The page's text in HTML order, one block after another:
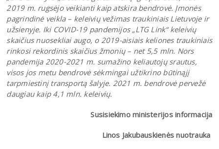
2019 m. rugsėjo veikianti kaip atskira bendrovė. Įmonės
pagrindinė veikla – keleivių vežimas traukiniais Lietuvoje ir
užsienyje. Iki COVID-19 pandemijos „LTG Link“ keleivių
skaičius nuosekliai augo, o 2019-aisiais keliones traukiniais
rinkosi rekordinis skaičius žmonių – net 5,5 mln. Nors
pandemija 2020-2021 m. sumažino keliautojų srautus,
visos jos metu bendrovė sėkmingai užtikrino būtinąjį
tarpmiestinį transportą šalyje. 2021 m. bendrovė pervežė
daugiau kaip 4,1 mln. keleivių.
Susisiekimo ministerijos informacija
Linos Jakubauskienės nuotrauka